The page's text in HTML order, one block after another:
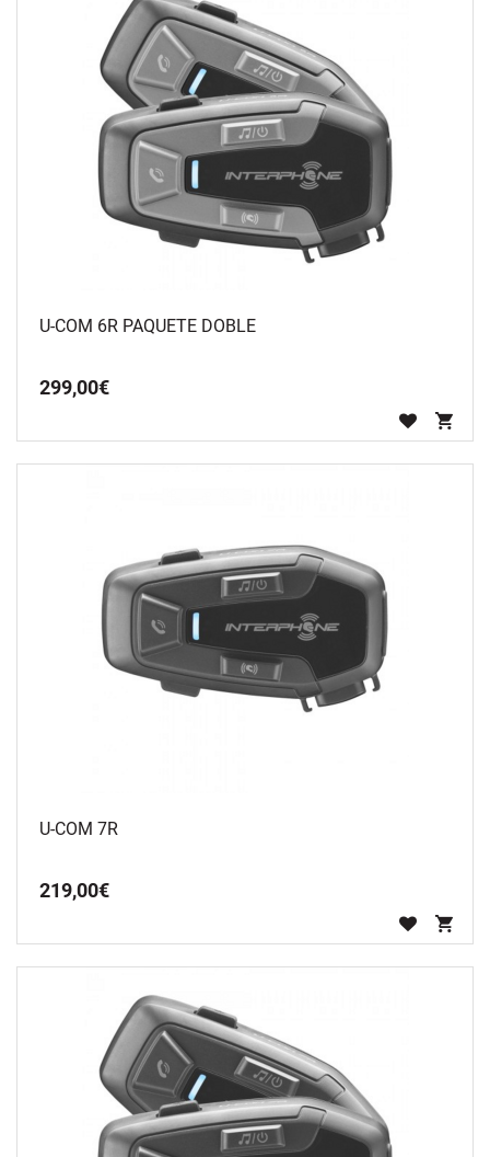
U-COM 6R PAQUETE DOBLE
299,00€
U-COM 7R
219,00€